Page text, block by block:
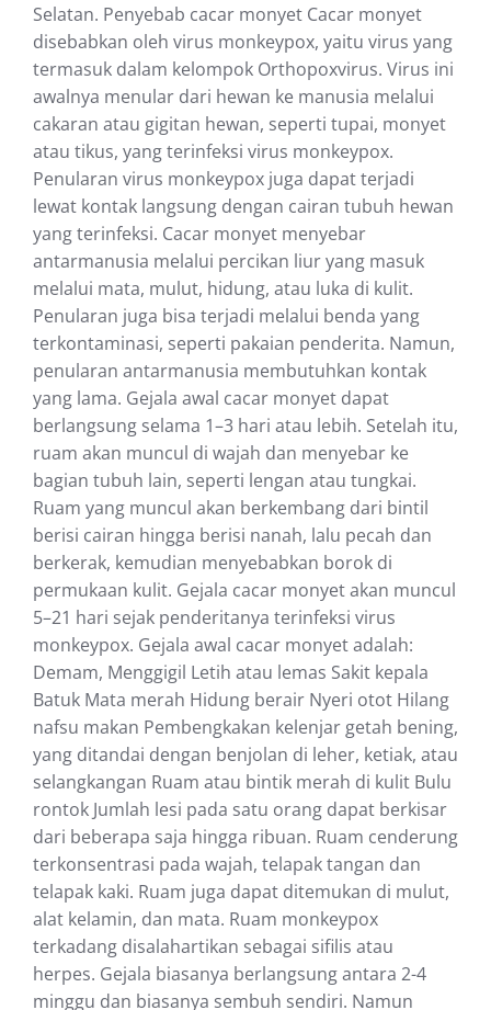
Selatan. Penyebab cacar monyet Cacar monyet
disebabkan oleh virus monkeypox, yaitu virus yang
termasuk dalam kelompok Orthopoxvirus. Virus ini
awalnya menular dari hewan ke manusia melalui
cakaran atau gigitan hewan, seperti tupai, monyet
atau tikus, yang terinfeksi virus monkeypox.
Penularan virus monkeypox juga dapat terjadi
lewat kontak langsung dengan cairan tubuh hewan
yang terinfeksi. Cacar monyet menyebar
antarmanusia melalui percikan liur yang masuk
melalui mata, mulut, hidung, atau luka di kulit.
Penularan juga bisa terjadi melalui benda yang
terkontaminasi, seperti pakaian penderita. Namun,
penularan antarmanusia membutuhkan kontak
yang lama. Gejala awal cacar monyet dapat
berlangsung selama 1–3 hari atau lebih. Setelah itu,
ruam akan muncul di wajah dan menyebar ke
bagian tubuh lain, seperti lengan atau tungkai.
Ruam yang muncul akan berkembang dari bintil
berisi cairan hingga berisi nanah, lalu pecah dan
berkerak, kemudian menyebabkan borok di
permukaan kulit. Gejala cacar monyet akan muncul
5–21 hari sejak penderitanya terinfeksi virus
monkeypox. Gejala awal cacar monyet adalah:
Demam, Menggigil Letih atau lemas Sakit kepala
Batuk Mata merah Hidung berair Nyeri otot Hilang
nafsu makan Pembengkakan kelenjar getah bening,
yang ditandai dengan benjolan di leher, ketiak, atau
selangkangan Ruam atau bintik merah di kulit Bulu
rontok Jumlah lesi pada satu orang dapat berkisar
dari beberapa saja hingga ribuan. Ruam cenderung
terkonsentrasi pada wajah, telapak tangan dan
telapak kaki. Ruam juga dapat ditemukan di mulut,
alat kelamin, dan mata. Ruam monkeypox
terkadang disalahartikan sebagai sifilis atau
herpes. Gejala biasanya berlangsung antara 2-4
minggu dan biasanya sembuh sendiri. Namun